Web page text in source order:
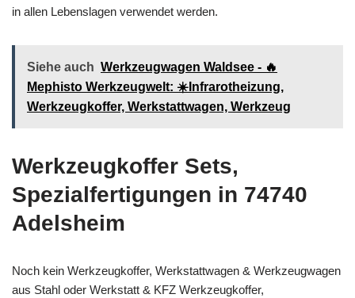
in allen Lebenslagen verwendet werden.
Siehe auch Werkzeugwagen Waldsee - 🔥
Mephisto Werkzeugwelt: ☀️Infrarotheizung,
Werkzeugkoffer, Werkstattwagen, Werkzeug
Werkzeugkoffer Sets,
Spezialfertigungen in 74740
Adelsheim
Noch kein Werkzeugkoffer, Werkstattwagen & Werkzeugwagen
aus Stahl oder Werkstatt & KFZ Werkzeugkoffer,